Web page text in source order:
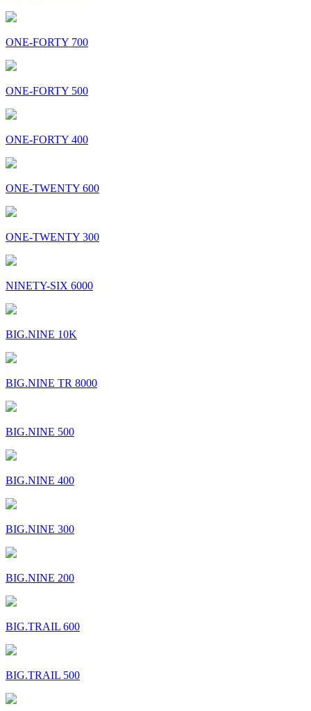
ONE-FORTY 700
ONE-FORTY 500
ONE-FORTY 400
ONE-TWENTY 600
ONE-TWENTY 300
NINETY-SIX 6000
BIG.NINE 10K
BIG.NINE TR 8000
BIG.NINE 500
BIG.NINE 400
BIG.NINE 300
BIG.NINE 200
BIG.TRAIL 600
BIG.TRAIL 500